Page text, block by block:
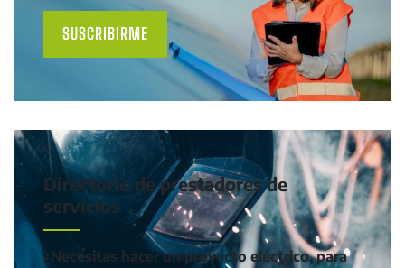
SUSCRIBIRME
Directorio de prestadores de
servicios
¿Necesitas hacer un proyecto eléctrico, para